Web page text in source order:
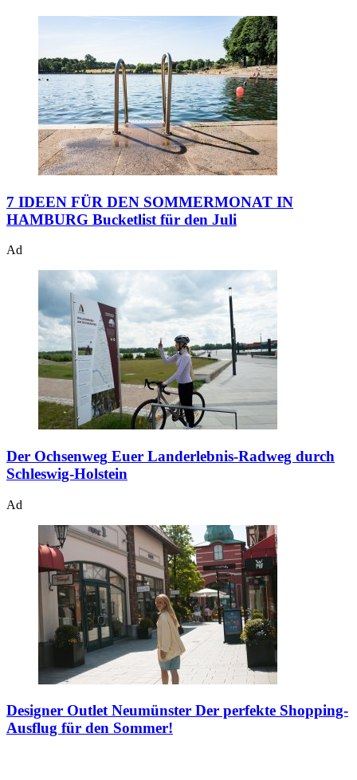
7 IDEEN FÜR DEN SOMMERMONAT IN
HAMBURG Bucketlist für den Juli
Ad
Der Ochsenweg Euer Landerlebnis-Radweg durch
Schleswig-Holstein
Ad
Designer Outlet Neumünster Der perfekte Shopping-
Ausflug für den Sommer!